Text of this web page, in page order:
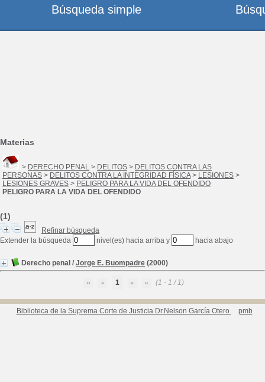
Materias
> DERECHO PENAL > DELITOS > DELITOS CONTRA LAS
PERSONAS > DELITOS CONTRA LA INTEGRIDAD FÍSICA> LESIONES >
LESIONES GRAVES > PELIGRO PARA LA VIDA DEL OFENDIDO
PELIGRO PARA LA VIDA DEL OFENDIDO
(1)
Refinar búsqueda
Extender la búsqueda
nivel(es) hacia arriba y hacia abajo
Derecho penal / Jorge E. Buompadre (2000)
1 (1 - 1 / 1)
Biblioteca de la Suprema Corte de Justicia Dr.Nelson García Otero pmb
Búsqueda simple